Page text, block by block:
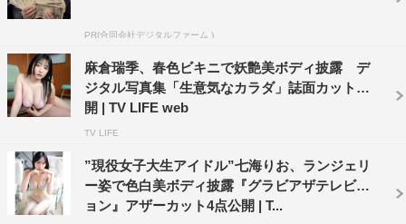
PR(合同会社デジタルファーム )
麻倉瑞季、春色ビキニで妖艶美ボディ披露 デ
ジタル写真集「生意気なカラダ」誌面カット公
開 | TV LIFE web
TV LIFE
”現役女子大生アイドル”七海りお、ランジェリ
ー姿で色白美ボディ披露『グラビアザテレビジ
ョン』アザーカット4点公開 | T...